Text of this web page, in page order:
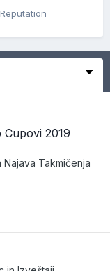
Reputation
Cupovi 2019
Najava Takmičenja